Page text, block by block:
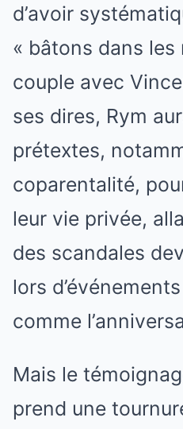
d’avoir
« bâtons dans les
couple avec
ses dires, Rym
prétextes,
coparentalité,
leur vie privée,
des scandales
lors
comme
Mais le
prend une